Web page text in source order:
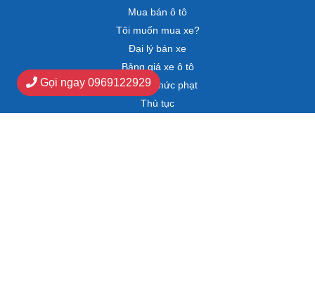
Gọi ngay 0969122929
Mua bán ô tô
Tôi muốn mua xe?
Đại lý bán xe
Bảng giá xe ô tô
Tra cứu mức phạt
Thủ tục